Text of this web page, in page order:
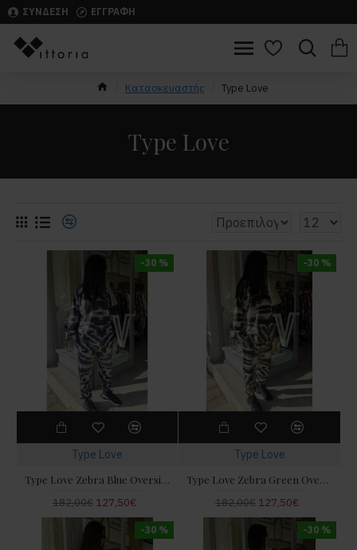
ΣΥΝΔΕΣΗ ΕΓΓΡΑΦΗ
Κατασκευαστής Type Love
Type Love
-30 %
Type Love
Type Love Zebra Blue Oversized Φούτερ & Παντελόνι
182,00€ 127,50€
-30 %
Type Love
Type Love Zebra Green Oversized Φούτερ & Παντελόνι
182,00€ 127,50€
-30 % -30 %